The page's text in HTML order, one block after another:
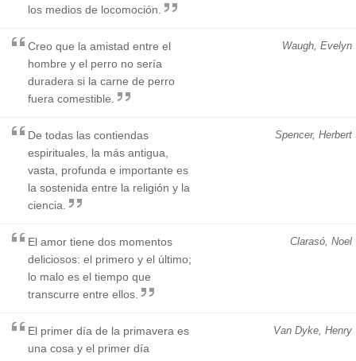
los medios de locomoción.
Waugh, Evelyn
Creo que la amistad entre el
hombre y el perro no sería
duradera si la carne de perro
fuera comestible.
Spencer, Herbert
De todas las contiendas
espirituales, la más antigua,
vasta, profunda e importante es
la sostenida entre la religión y la
ciencia.
Clarasó, Noel
El amor tiene dos momentos
deliciosos: el primero y el último;
lo malo es el tiempo que
transcurre entre ellos.
Van Dyke, Henry
El primer día de la primavera es
una cosa y el primer día